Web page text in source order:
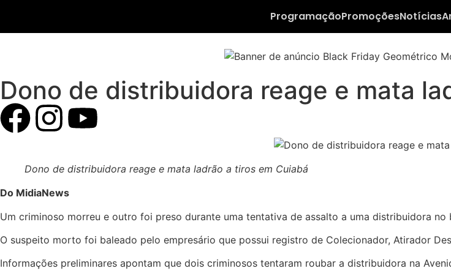
ProgramaçãoPromoçõesNotícias
Dono de distribuidora reage e mata
Dono de distribuidora reage e mata ladrão a tiros em Cuiabá
Do MidiaNews
Um criminoso morreu e outro foi preso durante uma tentativa de assalto a uma distribuidora
O suspeito morto foi baleado pelo empresário que possui registro de Colecionador, Atirador
Informações preliminares apontam que dois criminosos tentaram roubar a distribuidora na